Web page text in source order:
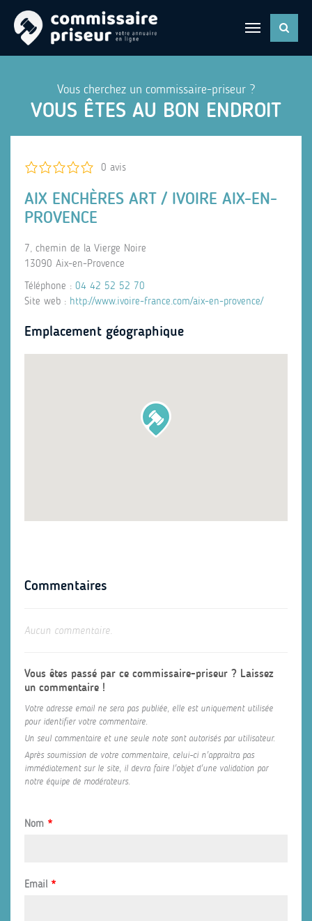
Vous cherchez un commissaire-priseur ?
VOUS ÊTES AU BON ENDROIT
0 avis
AIX ENCHÈRES ART / IVOIRE AIX-EN-
PROVENCE
7, chemin de la Vierge Noire
13090 Aix-en-Provence
Téléphone : 04 42 52 52 70
Site web : http://www.ivoire-france.com/aix-en-provence/
Emplacement géographique
Commentaires
Aucun commentaire.
Vous êtes passé par ce commissaire-priseur ? Laissez
un commentaire !
Votre adresse email ne sera pas publiée, elle est uniquement utilisée
pour identifier votre commentaire.
Un seul commentaire et une seule note sont autorisés par utilisateur.
Après soumission de votre commentaire, celui-ci n'appraitra pas
immédiatement sur le site, il devra faire l'objet d'une validation par
notre équipe de modérateurs.
Nom *
Email *